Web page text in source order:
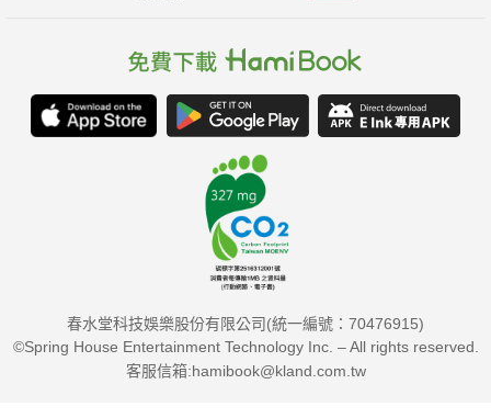
春水堂科技娛樂股份有限公司(統一編號：70476915)
©Spring House Entertainment Technology Inc. – All rights reserved.
客服信箱:hamibook@kland.com.tw